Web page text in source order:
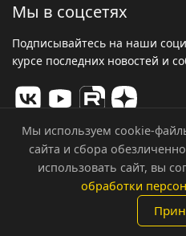
Мы в соцсетях
Подписывайтесь на наши
курсе последних новостей и
© 2026 ООО «Центр
права
Политика
Мы используем cookie-
сайта и сбора
использовать сайт, вы
обработки